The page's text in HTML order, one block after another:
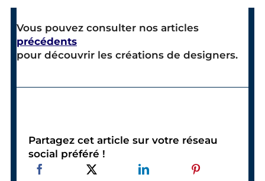
Vous pouvez consulter nos articles
précédents
pour découvrir les créations de designers.
Partagez cet article sur votre réseau
social préféré !